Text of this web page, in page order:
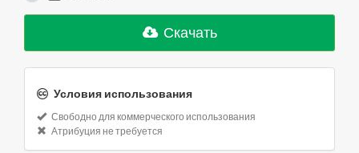
Скачать
Условия использования
Свободно для коммерческого использования
Атрибуция не требуется